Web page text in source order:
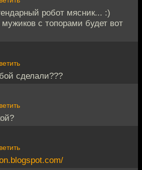
робот мясник... :)
с топорами будет вот
сделали???